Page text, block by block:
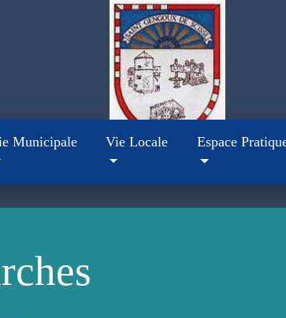
Municipale Vie Locale Espace